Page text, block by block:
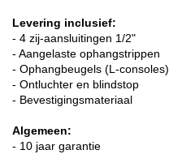
Levering inclusief:
- 4 zij-aansluitingen 1/2"
- Aangelaste ophangstrippen
- Ophangbeugels (L-consoles)
- Ontluchter en blindstop
- Bevestigingsmateriaal
Algemeen:
- 10 jaar garantie